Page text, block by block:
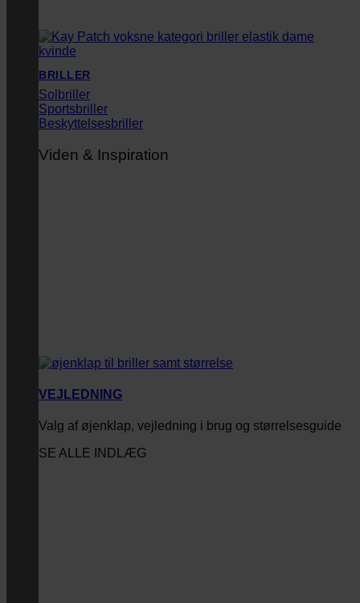
BRILLER
Solbriller
Sportsbriller
Beskyttelsesbriller
Viden & Inspiration
VEJLEDNING
Valg af øjenklap, vejledning i brug og størrelsesguide
SE ALLE INDLÆG